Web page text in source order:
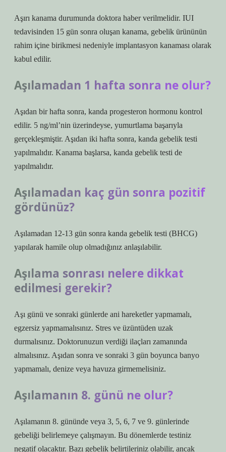
Aşırı kanama durumunda doktora haber verilmelidir. IUI
tedavisinden 15 gün sonra oluşan kanama, gebelik ürününün
rahim içine birikmesi nedeniyle implantasyon kanaması olarak
kabul edilir.
Aşılamadan 1 hafta sonra ne olur?
Aşıdan bir hafta sonra, kanda progesteron hormonu kontrol
edilir. 5 ng/ml’nin üzerindeyse, yumurtlama başarıyla
gerçekleşmiştir. Aşıdan iki hafta sonra, kanda gebelik testi
yapılmalıdır. Kanama başlarsa, kanda gebelik testi de
yapılmalıdır.
Aşılamadan kaç gün sonra pozitif
gördünüz?
Aşılamadan 12-13 gün sonra kanda gebelik testi (BHCG)
yapılarak hamile olup olmadığınız anlaşılabilir.
Aşılama sonrası nelere dikkat
edilmesi gerekir?
Aşı günü ve sonraki günlerde ani hareketler yapmamalı,
egzersiz yapmamalısınız. Stres ve üzüntüden uzak
durmalısınız. Doktorunuzun verdiği ilaçları zamanında
almalısınız. Aşıdan sonra ve sonraki 3 gün boyunca banyo
yapmamalı, denize veya havuza girmemelisiniz.
Aşılamanın 8. günü ne olur?
Aşılamanın 8. gününde veya 3, 5, 6, 7 ve 9. günlerinde
gebeliği belirlemeye çalışmayın. Bu dönemlerde testiniz
negatif olacaktır. Bazı gebelik belirtileriniz olabilir, ancak